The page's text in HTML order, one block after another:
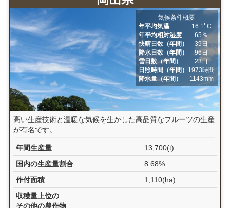
気候条件概要
年平均気温
16.1ﾟC
年平均相対湿度
65％
快晴日数（年間）
39日
降水日数（年間）
96日
雪日数（年間）
23日
日照時間（年間） 1973時間
降水量（年間）
1143mm
高い生産技術と温暖な気候を生かした高品質なフルーツの生産
が有名です。
年間生産量
13,700(t)
国内の生産量割合
8.68%
作付面積
1,110(ha)
収穫量上位の
その他の農作物